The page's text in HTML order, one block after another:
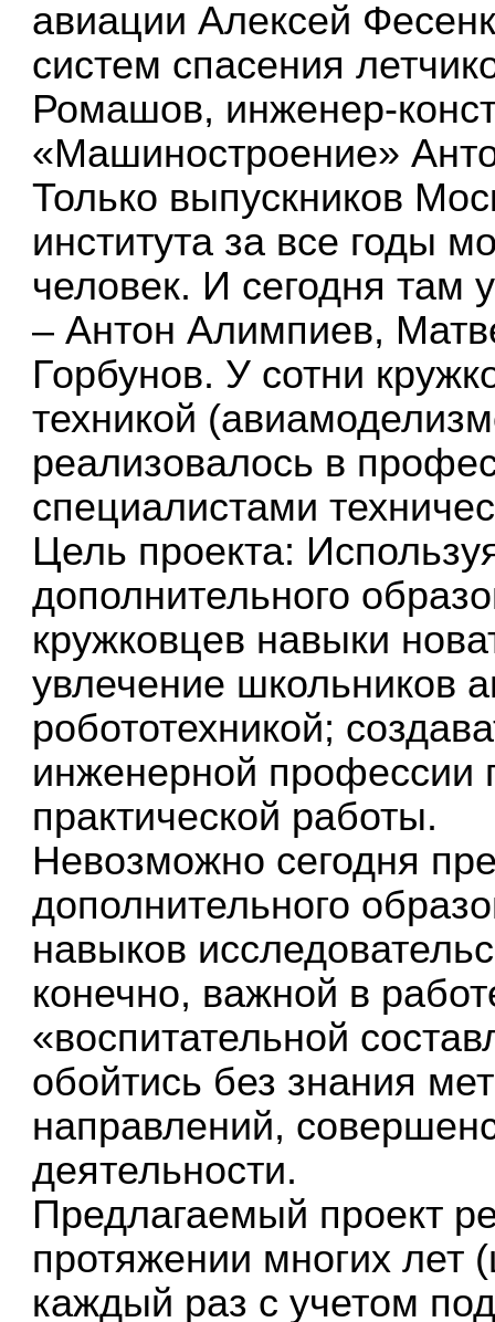
авиации Алексей
систем спасения
Ромашов, инженер-
«Машиностроение»
Только выпускников
института за все годы
человек. И сегодня там
– Антон Алимпиев,
Горбунов. У сотни
техникой
реализовалось в
специалистами
Цель проекта:
дополнительного
кружковцев навыки
увлечение школьников
робототехникой;
инженерной профессии
практической работы.
Невозможно сегодня
дополнительного
навыков
конечно, важной в
«воспитательной
обойтись без знания
направлений,
деятельности.
Предлагаемый проект
протяжении многих лет
каждый раз с учетом